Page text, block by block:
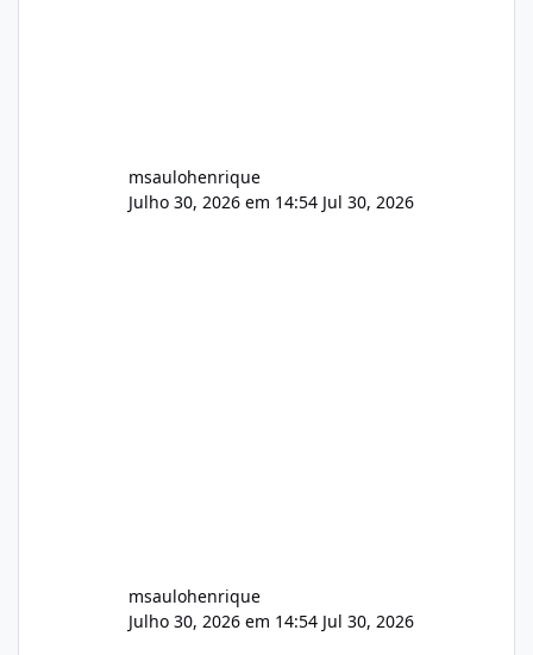
msaulohenrique
Julho 30, 2026 em 14:54 Jul 30, 2026
msaulohenrique
Julho 30, 2026 em 14:54 Jul 30, 2026